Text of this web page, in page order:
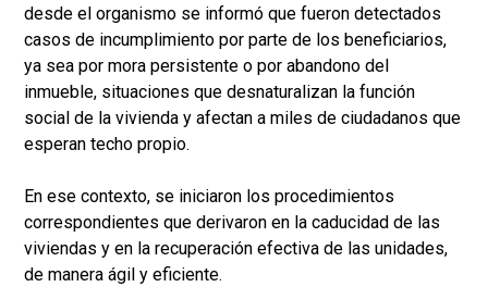
desde el organismo se informó que fueron detectados
casos de incumplimiento por parte de los beneficiarios,
ya sea por mora persistente o por abandono del
inmueble, situaciones que desnaturalizan la función
social de la vivienda y afectan a miles de ciudadanos que
esperan techo propio.
En ese contexto, se iniciaron los procedimientos
correspondientes que derivaron en la caducidad de las
viviendas y en la recuperación efectiva de las unidades,
de manera ágil y eficiente.